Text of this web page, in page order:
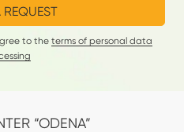
REQUEST
to theterms of personal data
“ODENA”